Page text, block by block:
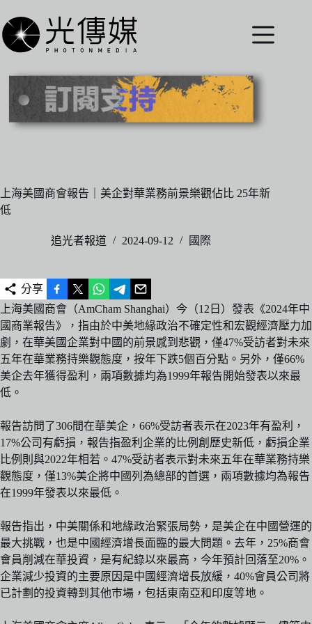
至
主
內
上海美國商會報告｜美企對華業務前景樂觀佔比 25年新
低
追光者報道 2024-09-12 國際
分享
上海美國商會（AmCham Shanghai）今（12日）發表《2024年中
國商業報告》，指由於中美地緣政治不確定性和宏觀經濟壓力加
劇，在華美國企業對中國的前景感到悲觀，僅47%受訪者對未來
五年在華業務持樂觀態度，按年下跌5個百分點。另外，僅66%
美企去年獲得盈利，兩項數據均為1999年報告開始發表以來最
低。
報告訪問了306間在華美企，66%受訪者表示在2023年有盈利，
17%公司有虧損，報告指盈利企業的比例創歷史新低，虧損企業
比例則與2022年相若。47%受訪者表示對未來五年在華業務持樂
觀態度，僅13%美企將中國列為總部的首選，兩項數據均為報告
在1999年發表以來最低。
報告指出，中美關係和地緣政治緊張局勢，是美企在中國營運的
最大挑戰，也是中國經濟增長面臨的最大問題。去年，25%商會
會員削減在華投資，是有紀錄以來最高，今年預計回落至20%。
企業減少投資的主要原因是中國經濟增長放緩，40%會員公司將
已計劃的投資轉到其他巿場，包括東南亞和印度等地。